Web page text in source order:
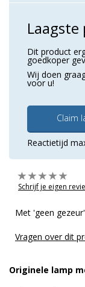
Dit product
goedkoper
Wij doen
voor u!
Claim
Reactietijd
Schrijf je eigen
Met 'geen
Vragen over dit
Originele lamp